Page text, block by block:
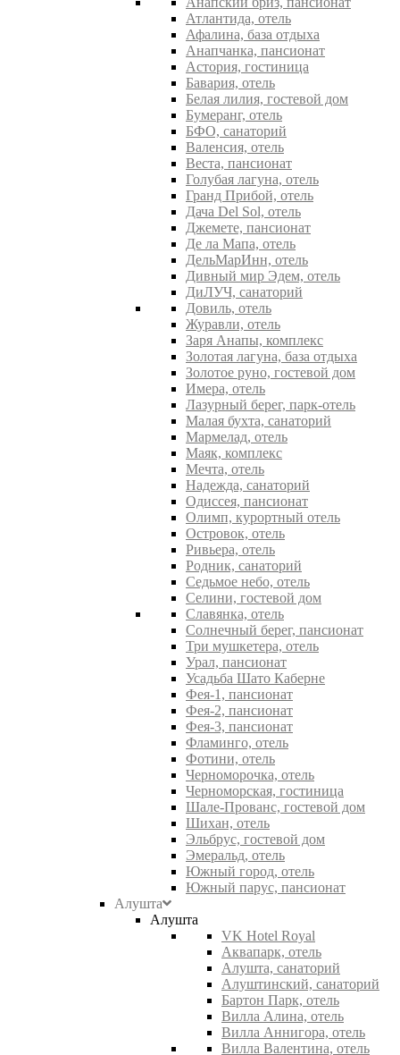
Атлантида, отель
Афалина, база отдыха
Анапчанка, пансионат
Астория, гостиница
Бавария, отель
Белая лилия, гостевой дом
Бумеранг, отель
БФО, санаторий
Валенсия, отель
Веста, пансионат
Голубая лагуна, отель
Гранд Прибой, отель
Дача Del Sol, отель
Джемете, пансионат
Де ла Мапа, отель
ДельМарИнн, отель
Дивный мир Эдем, отель
ДиЛУЧ, санаторий
Довиль, отель
Журавли, отель
Заря Анапы, комплекс
Золотая лагуна, база отдыха
Золотое руно, гостевой дом
Имера, отель
Лазурный берег, парк-отель
Малая бухта, санаторий
Мармелад, отель
Маяк, комплекс
Мечта, отель
Надежда, санаторий
Одиссея, пансионат
Олимп, курортный отель
Островок, отель
Ривьера, отель
Родник, санаторий
Седьмое небо, отель
Селини, гостевой дом
Славянка, отель
Солнечный берег, пансионат
Три мушкетера, отель
Урал, пансионат
Усадьба Шато Каберне
Фея-1, пансионат
Фея-2, пансионат
Фея-3, пансионат
Фламинго, отель
Фотини, отель
Черноморочка, отель
Черноморская, гостиница
Шале-Прованс, гостевой дом
Шихан, отель
Эльбрус, гостевой дом
Эмеральд, отель
Южный город, отель
Южный парус, пансионат
Алушта
Алушта
VK Hotel Royal
Аквапарк, отель
Алушта, санаторий
Алуштинский, санаторий
Бартон Парк, отель
Вилла Алина, отель
Вилла Аннигора, отель
Вилла Валентина, отель